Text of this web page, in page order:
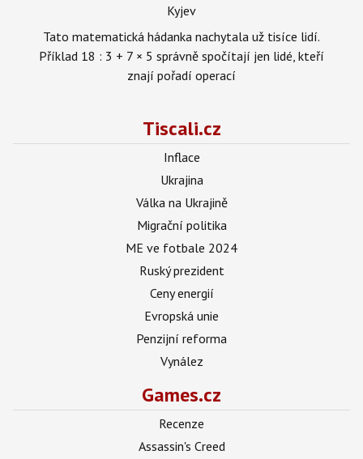
Kyjev
Tato matematická hádanka nachytala už tisíce lidí.
Příklad 18 : 3 + 7 × 5 správně spočítají jen lidé, kteří
znají pořadí operací
Tiscali.cz
Inflace
Ukrajina
Válka na Ukrajině
Migrační politika
ME ve fotbale 2024
Ruský prezident
Ceny energií
Evropská unie
Penzijní reforma
Vynález
Games.cz
Recenze
Assassin's Creed